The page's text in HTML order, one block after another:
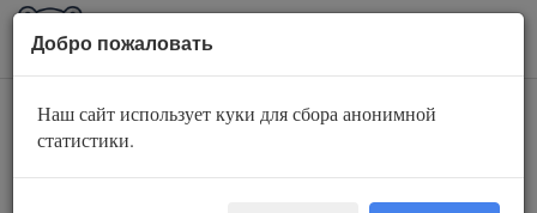
AuBook.org
Таинственная свеча
Добро пожаловать
Наш сайт использует куки для сбора анонимной
статистики.